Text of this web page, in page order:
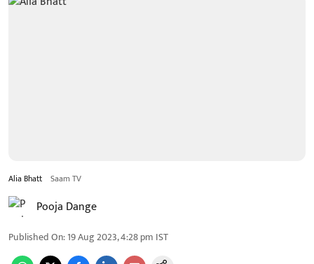
Alia Bhatt Saam TV
Pooja Dange
Published On:19 Aug 2023, 4:28 pm IST